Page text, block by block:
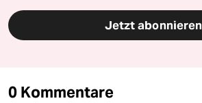
Jetzt abonnieren
0 Kommentare